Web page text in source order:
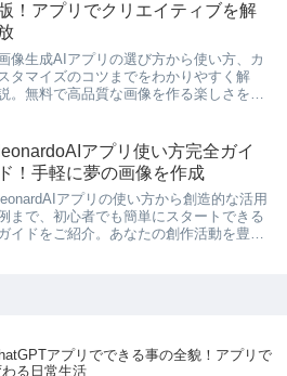
！アプリでクリエイティブを解
像生成AIアプリの選び方から使い方、カ
スタマイズのコツまでをわかりやすく解
。無料で高品質な画像を作る楽しさを、
leonardoAIアプリ使い方完全ガイ
ド！手軽に夢の画像を作成
leonardAIアプリの使い方から創造的な活用
まで、初心者でも簡単にスタートできる
イドをご紹介。あなたの創作活動を豊か
アプリでできる事の全貌！アプリで
る日常生活